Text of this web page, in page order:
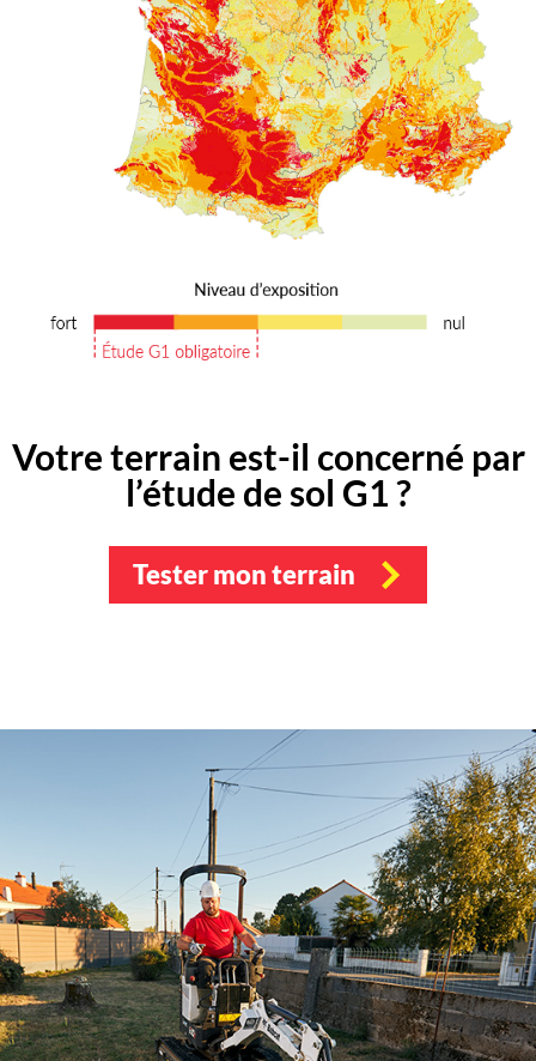
Votre terrain est-il concerné par
l’étude de sol G1 ?
Tester mon terrain